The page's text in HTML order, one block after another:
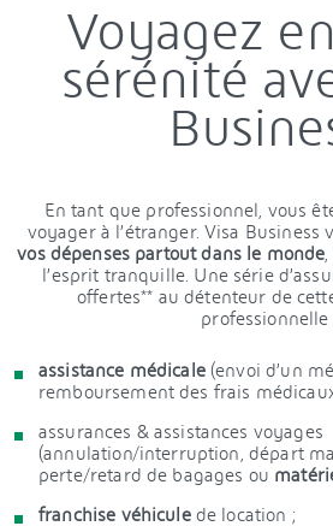
Voyagez
sérénité
En tant que professionnel, vous
voyager à l’étranger. Visa Business
vos dépenses partout dans le monde
l’esprit tranquille. Une série
offertes** au détenteur de
professionnelle
assistance médicale(envoi d’un
remboursement des frais
assurances & assistances voyages
(annulation/interruption, départ
perte/retard de bagages ou
franchise véhiculede location ;